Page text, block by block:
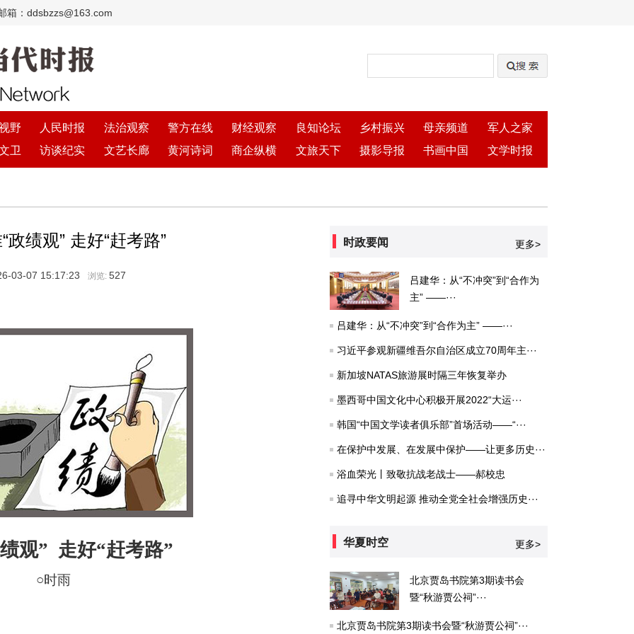
箱：ddsbzzs@163.com
野 人民时报 法治观察 警方在线 财经观察 良知论坛 乡村振兴 母亲频道
军人之家
卫
访谈纪实 文艺长廊 黄河诗词 商企纵横 文旅天下 摄影导报 书画中国 文学时报
政绩观” 走好“赶考路”
03-07 15:17:23 浏览: 527
观” 走好“赶考路”
○时雨
时政要闻 更多>
吕建华：从“不冲突”到“合作为
主” ——···
吕建华：从“不冲突”到“合作为主” ——···
习近平参观新疆维吾尔自治区成立70周年主···
新加坡NATAS旅游展时隔三年恢复举办
墨西哥中国文化中心积极开展2022“大运···
韩国“中国文学读者俱乐部”首场活动——“···
在保护中发展、在发展中保护——让更多历史···
浴血荣光丨致敬抗战老战士——郝校忠
追寻中华文明起源 推动全党全社会增强历史···
华夏时空 更多>
北京贾岛书院第3期读书会
暨“秋游贾公祠”···
北京贾岛书院第3期读书会暨“秋游贾公祠”···